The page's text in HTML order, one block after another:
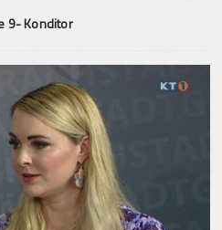
9- Konditor